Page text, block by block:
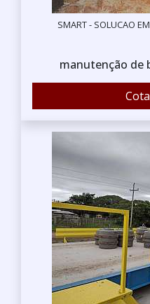
SMART - SOLUCAO
manutenção de